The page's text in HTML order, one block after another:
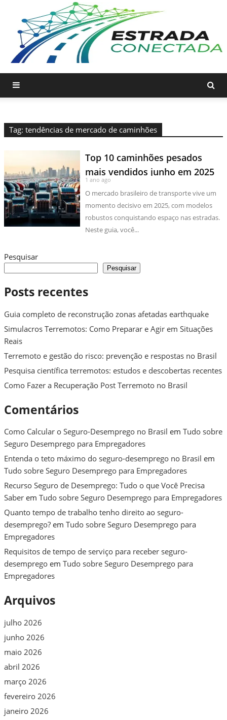
Tag: tendências de mercado de caminhões
Top 10 caminhões pesados
mais vendidos junho em 2025
1 ano ago
O mercado brasileiro de transporte vive um
momento decisivo em 2025, com modelos
robustos conquistando espaço nas estradas.
Neste guia, você...
Pesquisar
Pesquisar
Posts recentes
Guia completo de reconstrução zonas afetadas earthquake
Simulacros Terremotos: Como Preparar e Agir em Situações
Reais
Terremoto e gestão do risco: prevenção e respostas no Brasil
Pesquisa científica terremotos: estudos e descobertas recentes
Como Fazer a Recuperação Post Terremoto no Brasil
Comentários
Como Calcular o Seguro-Desemprego no Brasil em Tudo sobre
Seguro Desemprego para Empregadores
Entenda o teto máximo do seguro-desemprego no Brasil em
Tudo sobre Seguro Desemprego para Empregadores
Recurso Seguro de Desemprego: Tudo o que Você Precisa
Saber em Tudo sobre Seguro Desemprego para Empregadores
Quanto tempo de trabalho tenho direito ao seguro-
desemprego? em Tudo sobre Seguro Desemprego para
Empregadores
Requisitos de tempo de serviço para receber seguro-
desemprego em Tudo sobre Seguro Desemprego para
Empregadores
Arquivos
julho 2026
junho 2026
maio 2026
abril 2026
março 2026
fevereiro 2026
janeiro 2026